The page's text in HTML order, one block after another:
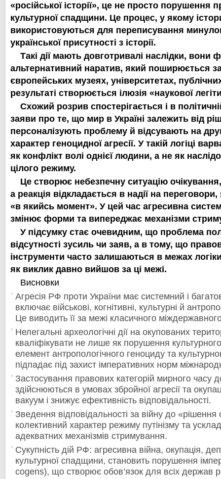
«російської історії», це не просто порушення
культурної спадщини. Це процес, у якому
використовуються для переписування
української присутності з історії.
Такі дії мають довготривалі наслідки, вони
альтернативний наратив, який поширюється
європейських музеях, університетах,
результаті створюється ілюзія «наукової
Схожий розрив спостерігається і в
заяви про те, що мир в Україні залежить від
персоналізують проблему й відсувають на
характер геноцидної агресії. У такій логіці
як конфлікт волі однієї людини, а не як
цілого режиму.
Це створює небезпечну ситуацію
а реакція відкладається в надії на
«в якийсь момент». У цей час агресивна
змінює форми та випереджає механізми
У підсумку стає очевидним, що проблема
відсутності зусиль чи заяв, а в тому, що
інструменти часто залишаються в межах
як виклик давно вийшов за ці межі.
Висновки
Агресія РФ проти України має системний і
включає військові, когнітивні, культурні й
Це виводить її за межі класичного
Нелегальні археологічні дії на окупованих
кваліфікувати не лише як порушення
елемент антропологічного геноциду та
підпадає під захист імперативних норм
Застосування правових категорій мирного часу
здійснюються в умовах збройної агресії та
вакуум і знижує ефективність відповідальності.
Зведення відповідальності за війну до «рішення
колективний характер режиму путінізму та
адекватних механізмів стримування.
Сукупність дій РФ: агресивна війна, окупація,
культурної спадщини, становить порушення
cogens), що створює обов’язок для всіх держав